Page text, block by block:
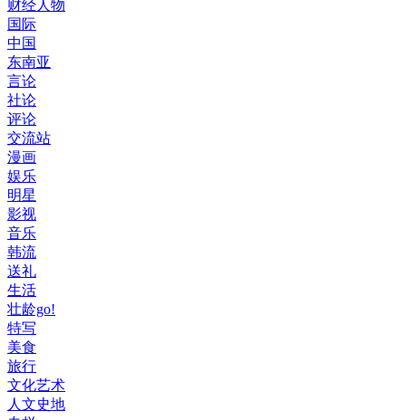
财经人物
国际
中国
东南亚
言论
社论
评论
交流站
漫画
娱乐
明星
影视
音乐
韩流
送礼
生活
壮龄go!
特写
美食
旅行
文化艺术
人文史地